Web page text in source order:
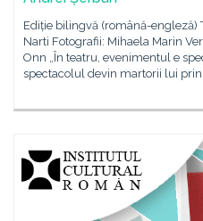
Ediție bilingvă (română-engleză)
Narti Fotografii: Mihaela Marin
Onn „În teatru, evenimentul e
spectacolul devin martorii lui